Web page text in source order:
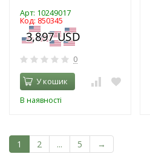
Арт: 10249017
Код: 850345
0
У кошик
В наявності
1 2 ... 5 →